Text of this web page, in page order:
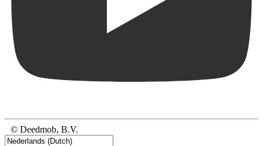
© Deedmob, B.V.